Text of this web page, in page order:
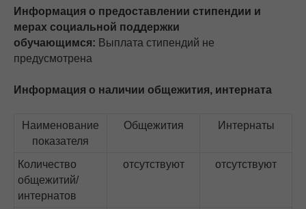
Информация о предоставлении стипендии и
мерах социальной поддержки
обучающимся: Выплата стипендий не
предусмотрена
Информация о наличии общежития, интерната
Наименование
показателя
Общежития Интернаты
Количество
общежитий/
интернатов
отсутствуют отсутствуют